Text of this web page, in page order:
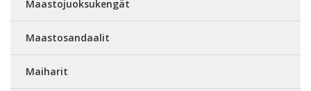
Maastojuoksukengät
Maastosandaalit
Maiharit